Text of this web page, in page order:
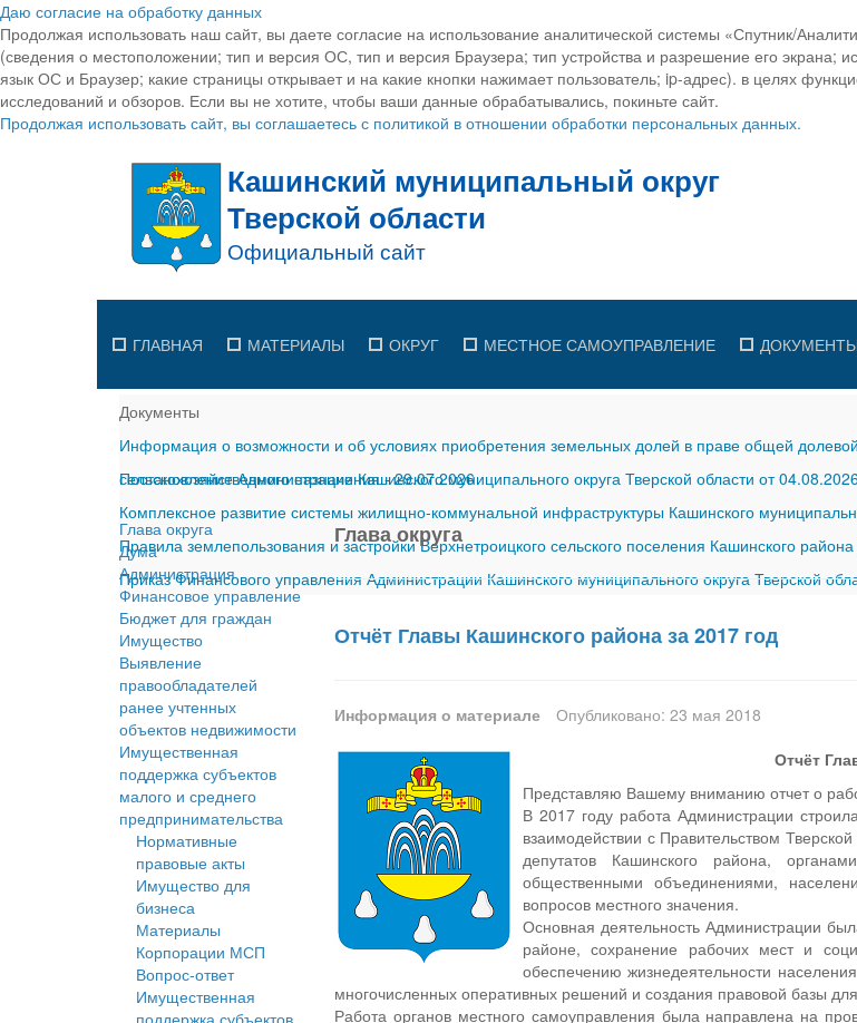
Даю согласие на обработку данных
Продолжая использовать наш сайт, вы даете согласие на использование аналитической системы «Спутник/
(сведения о местоположении; тип и версия ОС, тип и версия Браузера; тип устройства и разрешение его экрана;
язык ОС и Браузер; какие страницы открывает и на какие кнопки нажимает пользователь; ip-адрес). в целях
исследований и обзоров. Если вы не хотите, чтобы ваши данные обрабатывались, покиньте сайт.
Продолжая использовать сайт, вы соглашаетесь с политикой в отношении обработки персональных данных.
ГЛАВНАЯ МАТЕРИАЛЫ ОКРУГ МЕСТНОЕ САМОУПРАВЛЕНИЕ
Документы
Информация о возможности и об условиях приобретения земельных долей в праве общей
сельскохозяйственного назначения-29.07.2026
Постановление Администрации Кашинского муниципального округа Тверской области от
Комплексное развитие системы жилищно-коммунальной инфраструктуры Кашинского
Правила землепользования и застройки Верхнетроицкого сельского поселения Кашинского
Приказ Финансового управления Администрации Кашинского муниципального округа Тверской
Глава округа
Дума
Администрация
Финансовое управление
Бюджет для граждан
Имущество
Выявление
правообладателей
ранее учтенных
объектов недвижимости
Имущественная
поддержка субъектов
малого и среднего
предпринимательства
Нормативные
правовые акты
Имущество для
бизнеса
Материалы
Корпорации МСП
Вопрос-ответ
Имущественная
Глава округа
Отчёт Главы Кашинского района за 2017 год
Информация о материале
Опубликовано: 23 мая 2018
Отчёт
Представляю Вашему вниманию отчет о
В 2017 году работа Администрации
взаимодействии с Правительством
депутатов Кашинского района,
общественными объединениями,
вопросов местного значения.
Основная деятельность Администрации
районе, сохранение рабочих мест и
обеспечению жизнедеятельности
многочисленных оперативных решений и создания правовой базы
Работа органов местного самоуправления была направлена на